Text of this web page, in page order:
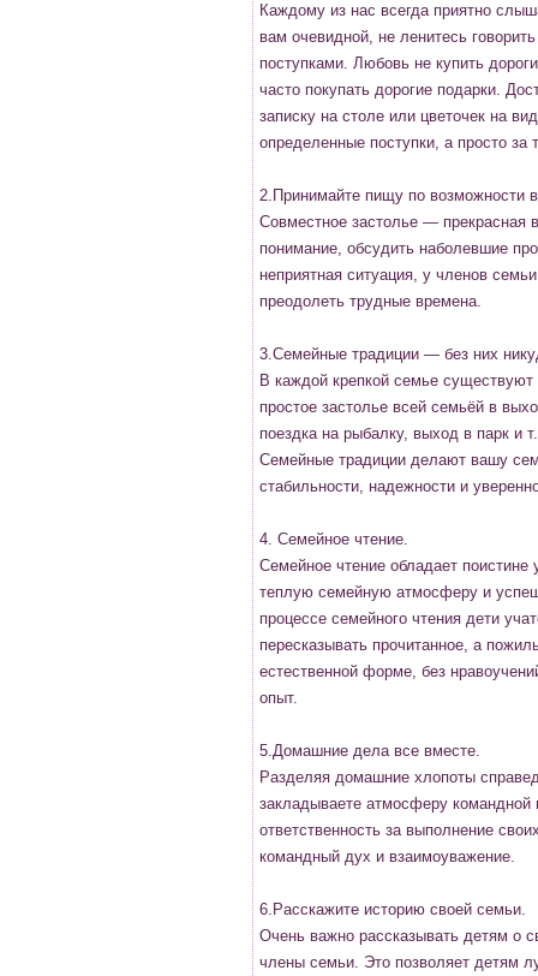
Каждому из нас всегда приятно
вам очевидной, не ленитесь
поступками. Любовь не купить
часто покупать дорогие подарки.
записку на столе или цветочек на
определенные поступки, а просто за
2.Принимайте пищу по возможности
Совместное застолье — прекрасная
понимание, обсудить наболевшие
неприятная ситуация, у членов
преодолеть трудные времена.
3.Семейные традиции — без них
В каждой крепкой семье
простое застолье всей семьёй в
поездка на рыбалку, выход в парк и
Семейные традиции делают вашу
стабильности, надежности и
4. Семейное чтение.
Семейное чтение обладает
теплую семейную атмосферу и
процессе семейного чтения дети
пересказывать прочитанное, а
естественной форме, без
опыт.
5.Домашние дела все вместе.
Разделяя домашние хлопоты
закладываете атмосферу
ответственность за выполнение
командный дух и взаимоуважение.
6.Расскажите историю своей семьи.
Очень важно рассказывать детям о
члены семьи. Это позволяет детям